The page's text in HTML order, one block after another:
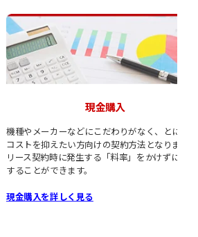
どにこだわりがなく、とにかく
い方向けの契約方法となります。
生する「料率」をかけずに導入
す。